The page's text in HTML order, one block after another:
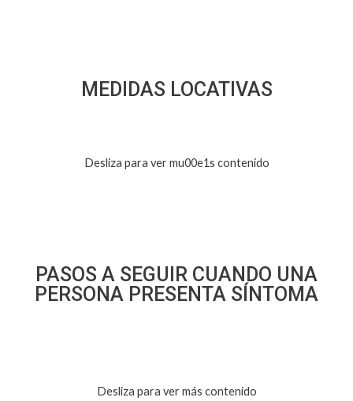
MEDIDAS LOCATIVAS
Desliza para ver mu00e1s contenido
PASOS A SEGUIR CUANDO UNA
PERSONA PRESENTA SÍNTOMA
Desliza para ver más contenido